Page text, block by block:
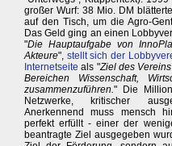
großer Wurf: 38 Mio. DM
auf den Tisch, um die Agro-
Das Geld ging an einen
"Die Hauptaufgabe von
Akteure", stellt sich der
Internetseite als "Ziel des
Bereichen Wissenschaft,
zusammenzuführen." Die
Netzwerke, kritischer
Anerkennend muss mensch
perfekt erfüllt - einer der
beantragte Ziel ausgegeben